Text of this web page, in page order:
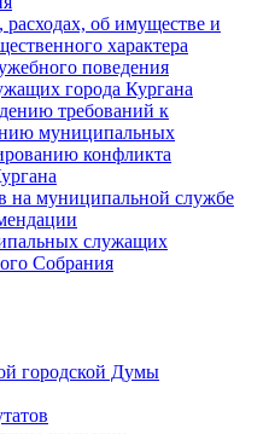
расходах, об имуществе и
характера
поведения
города Кургана
требований к
муниципальных
конфликта
на муниципальной службе
служащих
Cобрания
городской Думы